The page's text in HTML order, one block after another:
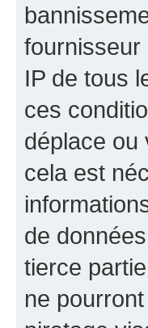
fournisseur
IP de tous
ces
déplace ou
cela est
de
tierce
ne